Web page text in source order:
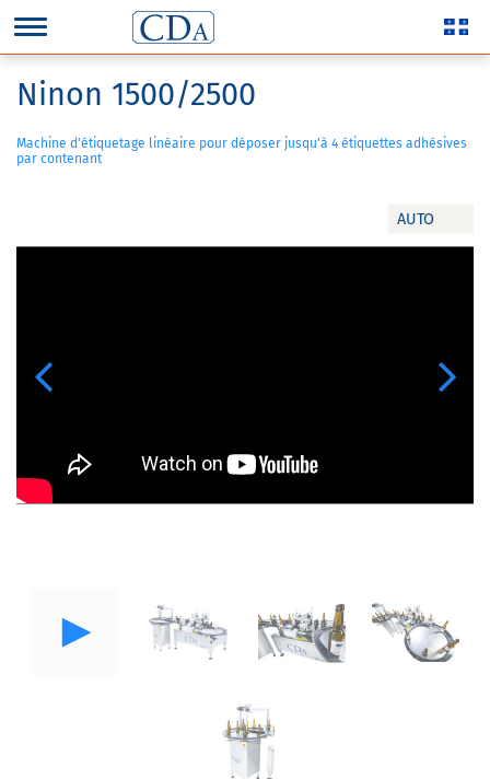
AUTO
Previous Next
Ninon 1500/2500
Machine d'étiquetage linéaire pour déposer jusqu'à 4 étiquettes adhésives
par contenant